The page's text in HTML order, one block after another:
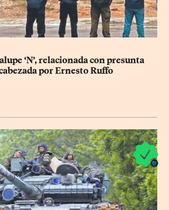
‘N’, relacionada con presunta
por Ernesto Ruffo